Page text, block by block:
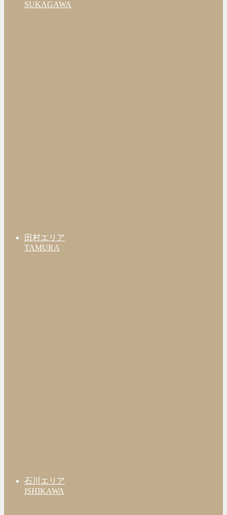
SUKAGAWA
田村エリア
TAMURA
石川エリア
ISHIKAWA